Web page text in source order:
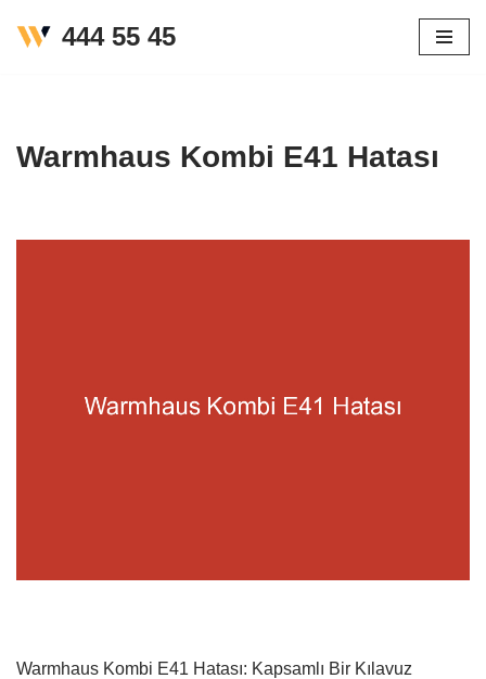
444 55 45
Warmhaus Kombi E41 Hatası
Warmhaus Kombi E41 Hatası: Kapsamlı Bir Kılavuz